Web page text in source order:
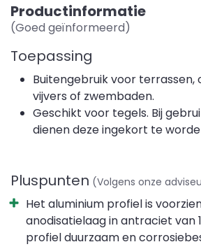
Productinformatie
(Goed geïnformeerd)
Toepassing
Buitengebruik voor
vijvers of zwembaden.
Geschikt voor tegels. Bij
dienen deze ingekort te
Pluspunten (Volgens onze
Het aluminium profiel is voorzien
anodisatielaag in antraciet van
profiel duurzaam en